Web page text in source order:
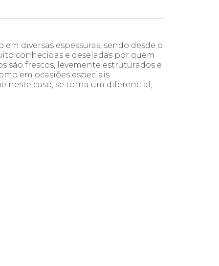
diversas espessuras, sendo desde o
conhecidas e desejadas por quem
são frescos, levemente estruturados e
em ocasiões especiais.
neste caso, se torna um diferencial,